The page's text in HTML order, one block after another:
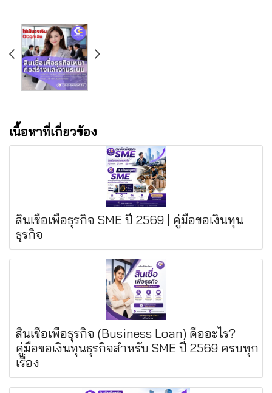
เนื้อหาที่เกี่ยวข้อง
สินเชื่อเพื่อธุรกิจ SME ปี 2569 | คู่มือขอเงินทุน
ธุรกิจ
สินเชื่อเพื่อธุรกิจ (Business Loan) คืออะไร?
คู่มือขอเงินทุนธุรกิจสำหรับ SME ปี 2569 ครบทุก
เรื่อง